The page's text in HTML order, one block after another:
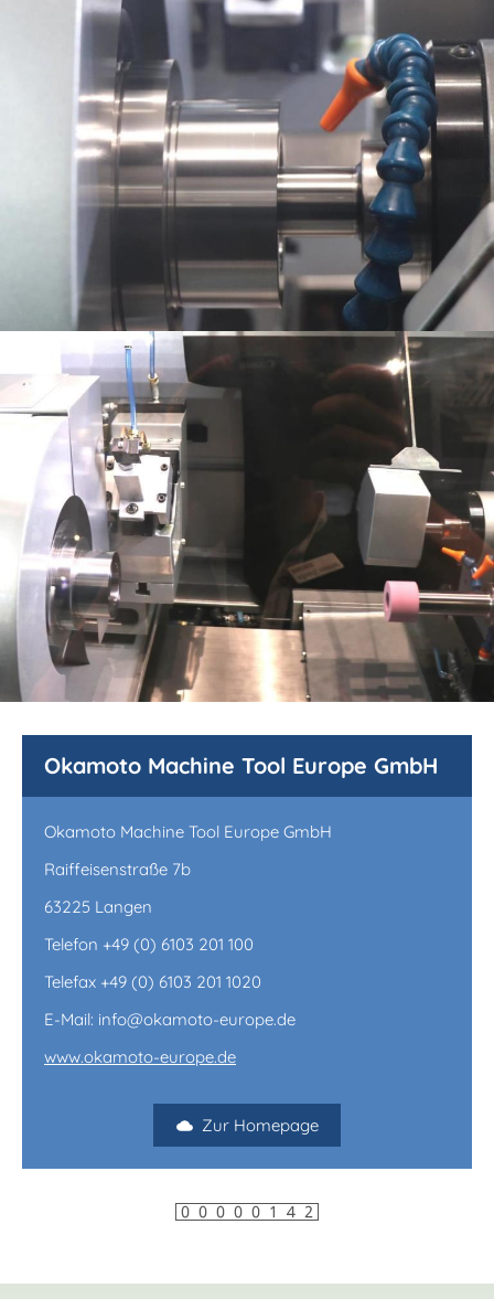
Okamoto Machine Tool Europe GmbH
Okamoto Machine Tool Europe GmbH
Raiffeisenstraße 7b
63225 Langen
Telefon +49 (0) 6103 201 100
Telefax +49 (0) 6103 201 1020
E-Mail: info@okamoto-europe.de
www.okamoto-europe.de
Zur Homepage